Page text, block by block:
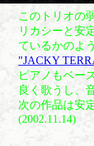
このトリオの
リカシーと安
ているかのよ
"JACKY
ピアノもベー
良く歌うし、
次の作品は
(2002.11.14)